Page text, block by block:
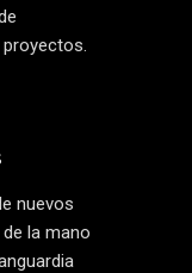
nuevos
la mano